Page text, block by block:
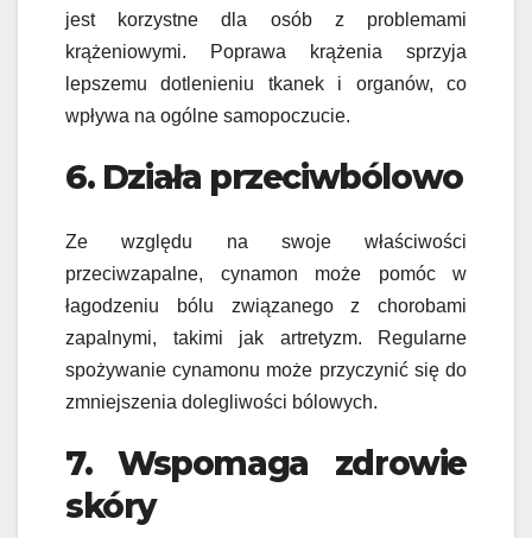
jest korzystne dla osób z problemami
krążeniowymi. Poprawa krążenia sprzyja
lepszemu dotlenieniu tkanek i organów, co
wpływa na ogólne samopoczucie.
6. Działa przeciwbólowo
Ze względu na swoje właściwości
przeciwzapalne, cynamon może pomóc w
łagodzeniu bólu związanego z chorobami
zapalnymi, takimi jak artretyzm. Regularne
spożywanie cynamonu może przyczynić się do
zmniejszenia dolegliwości bólowych.
7. Wspomaga zdrowie
skóry